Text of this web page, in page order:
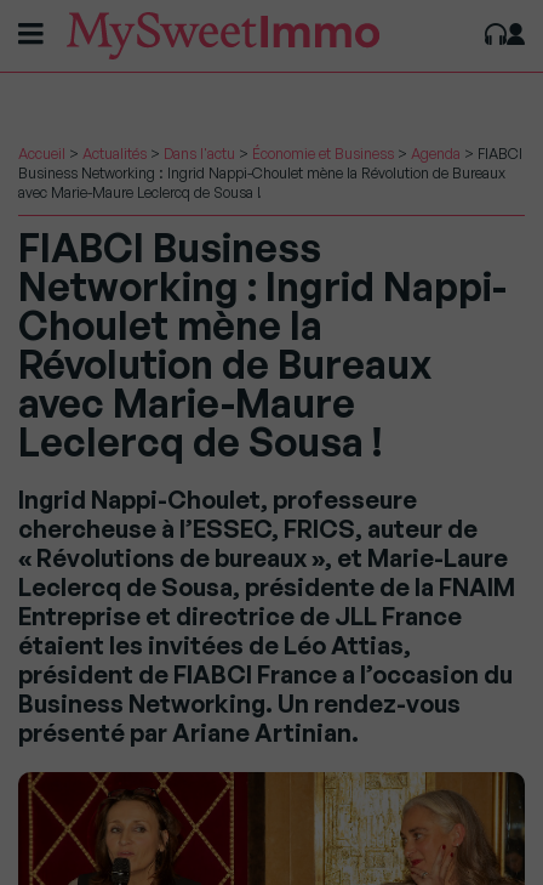
Accueil > Actualités > Dans l'actu > Économie et Business > Agenda > FIABCI
Business Networking : Ingrid Nappi-Choulet mène la Révolution de Bureaux
avec Marie-Maure Leclercq de Sousa !
FIABCI Business
Networking : Ingrid Nappi-
Choulet mène la
Révolution de Bureaux
avec Marie-Maure
Leclercq de Sousa !
Ingrid Nappi-Choulet, professeure
chercheuse à l’ESSEC, FRICS, auteur de
« Révolutions de bureaux », et Marie-Laure
Leclercq de Sousa, présidente de la FNAIM
Entreprise et directrice de JLL France
étaient les invitées de Léo Attias,
président de FIABCI France a l’occasion du
Business Networking. Un rendez-vous
présenté par Ariane Artinian.